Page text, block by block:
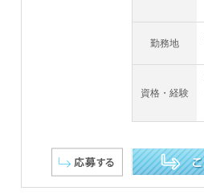
勤務地
資格・経験